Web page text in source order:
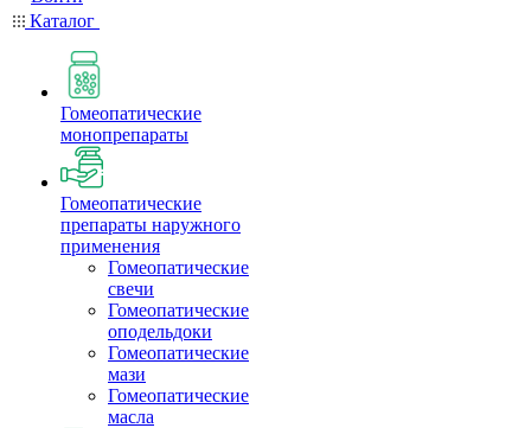
Каталог
Гомеопатические
монопрепараты
Гомеопатические
препараты наружного
применения
Гомеопатические
свечи
Гомеопатические
оподельдоки
Гомеопатические
мази
Гомеопатические
масла